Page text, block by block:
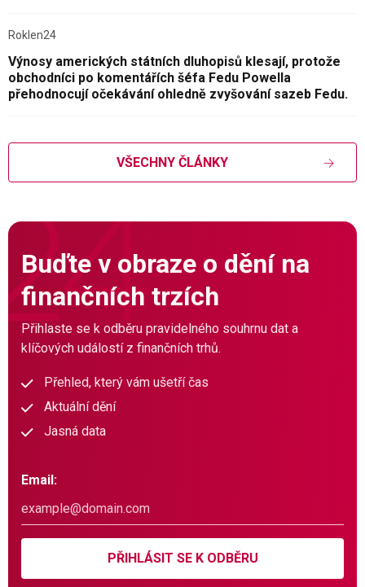
Roklen24
Výnosy amerických státních dluhopisů klesají, protože
obchodníci po komentářích šéfa Fedu Powella
přehodnocují očekávání ohledně zvyšování sazeb Fedu.
VŠECHNY ČLÁNKY
Buďte v obraze o dění na
finančních trzích
Přihlaste se k odběru pravidelného souhrnu dat a
klíčových událostí z finančních trhů.
Přehled, který vám ušetří čas
Aktuální dění
Jasná data
Email:
PŘIHLÁSIT SE K ODBĚRU